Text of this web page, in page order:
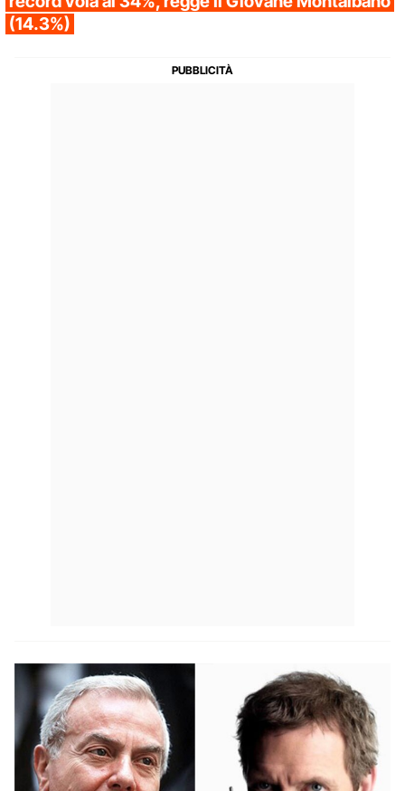
(14.3%)